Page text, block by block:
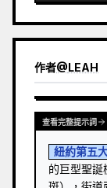
作者@LEAH
查看完整提示詞
紐約第五
的巨型聖誕